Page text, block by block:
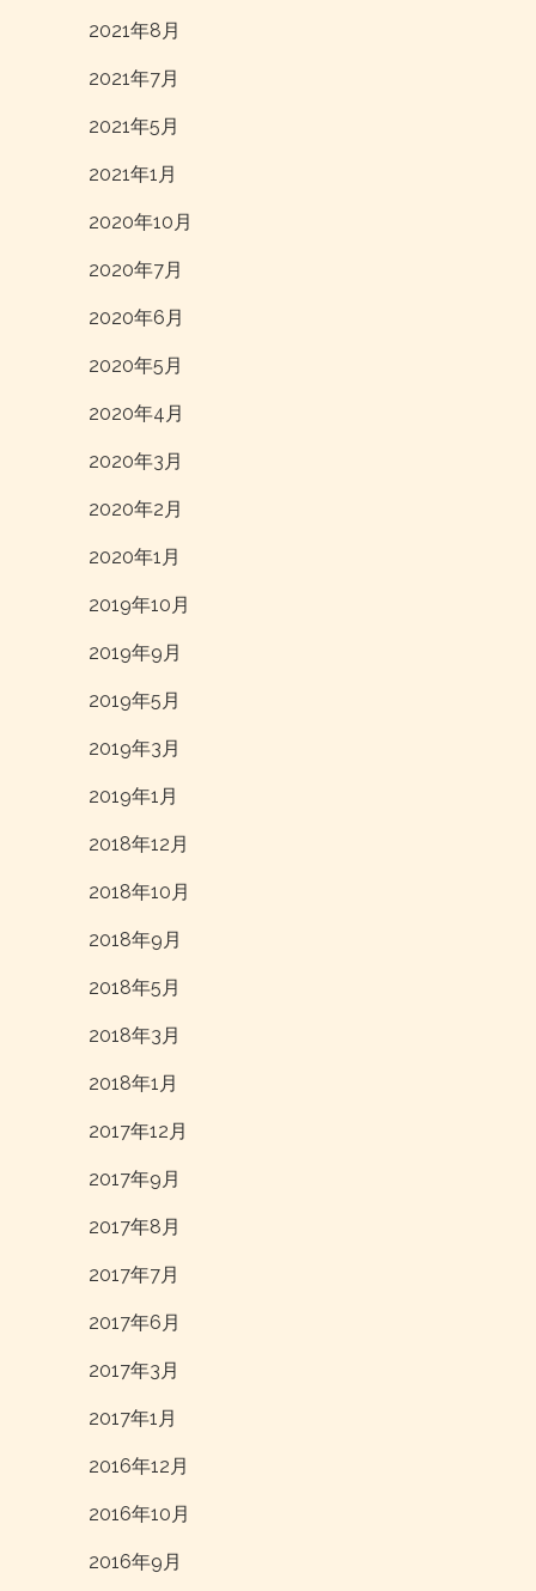
2021年8月
2021年7月
2021年5月
2021年1月
2020年10月
2020年7月
2020年6月
2020年5月
2020年4月
2020年3月
2020年2月
2020年1月
2019年10月
2019年9月
2019年5月
2019年3月
2019年1月
2018年12月
2018年10月
2018年9月
2018年5月
2018年3月
2018年1月
2017年12月
2017年9月
2017年8月
2017年7月
2017年6月
2017年3月
2017年1月
2016年12月
2016年10月
2016年9月